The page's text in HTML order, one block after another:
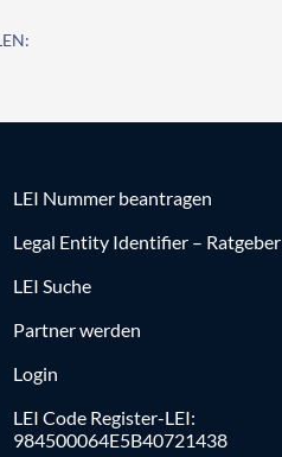
LEI Nummer beantragen
Legal Entity Identifier – Ratgeber
LEI Suche
Partner werden
Login
LEI Code Register-LEI:
984500064E5B40721438